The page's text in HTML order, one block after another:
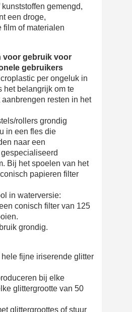
gemengd,
een droge,
film of materialen
voor gebruik voor
gebruikers
per ongeluk in
het belangrijk om te
resten in het
rollers grondig
in een fles die
naar een
Bij het spoelen van het
papieren filter
in waterversie:
conisch filter van 125
grondig.
fijne iriserende glitter
bij elke
glittergrootte van 50
glittergroottes of stuur